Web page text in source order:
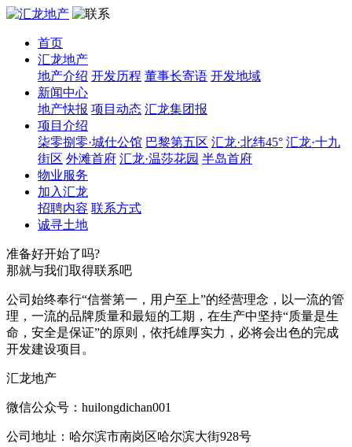
首页
汇龙地产
地产介绍 开发历程 董事长寄语 开发地域
新闻中心
地产快报 项目动态 汇龙集团报
项目介绍
柒零捌零·城仕公馆 巴黎第五区 汇龙·北纬45° 汇龙·十九
街区 外滩首府 汇龙·温莎花园 半岛首府
物业服务
加入汇龙
招聘内容 联系方式
诚寻土地
准备好开始了吗?
那就与我们取得联系吧
公司始终奉行“信誉第一，用户至上”的经营理念，以一流的管
理，一流的品牌质量和最短的工期，在生产中坚持“质量是生
命，安全是保证”的原则，依托雄厚实力，必将会出色的完成
开发建设项目。
汇龙地产
微信公众号：huilongdichan001
公司地址：哈尔滨市南岗区哈尔滨大街928号